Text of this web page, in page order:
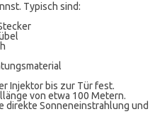
Typisch sind:
Injektor bis zur Tür fest.
von etwa 100 Metern.
direkte Sonneneinstrahlung und